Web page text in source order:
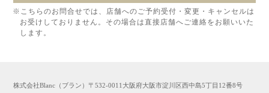
※こちらのお問合せでは、店舗へのご予約受付・変更・キャンセルは
お受けしておりません。その場合は直接店舗へご連絡をお願いいた
します。
株式会社Blanc（ブラン）〒532-0011大阪府大阪市淀川区西中島5丁目12番8号